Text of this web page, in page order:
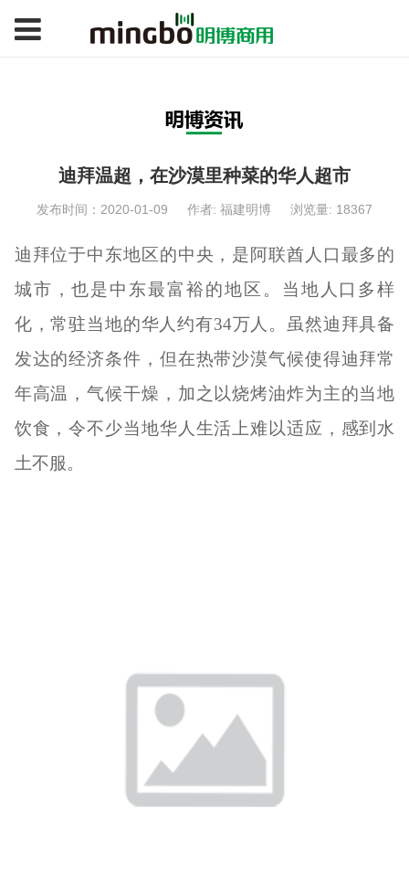
迪拜温超，在沙漠里种菜的华人超市
发布时间：2020-01-09 作者: 福建明博 浏览量: 18367
迪拜位于中东地区的中央，是阿联酋人口最多的
城市，也是中东最富裕的地区。当地人口多样
化，常驻当地的华人约有34万人。虽然迪拜具备
发达的经济条件，但在热带沙漠气候使得迪拜常
年高温，气候干燥，加之以烧烤油炸为主的当地
饮食，令不少当地华人生活上难以适应，感到水
土不服。